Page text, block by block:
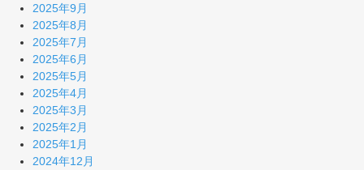
2025年9月
2025年8月
2025年7月
2025年6月
2025年5月
2025年4月
2025年3月
2025年2月
2025年1月
2024年12月